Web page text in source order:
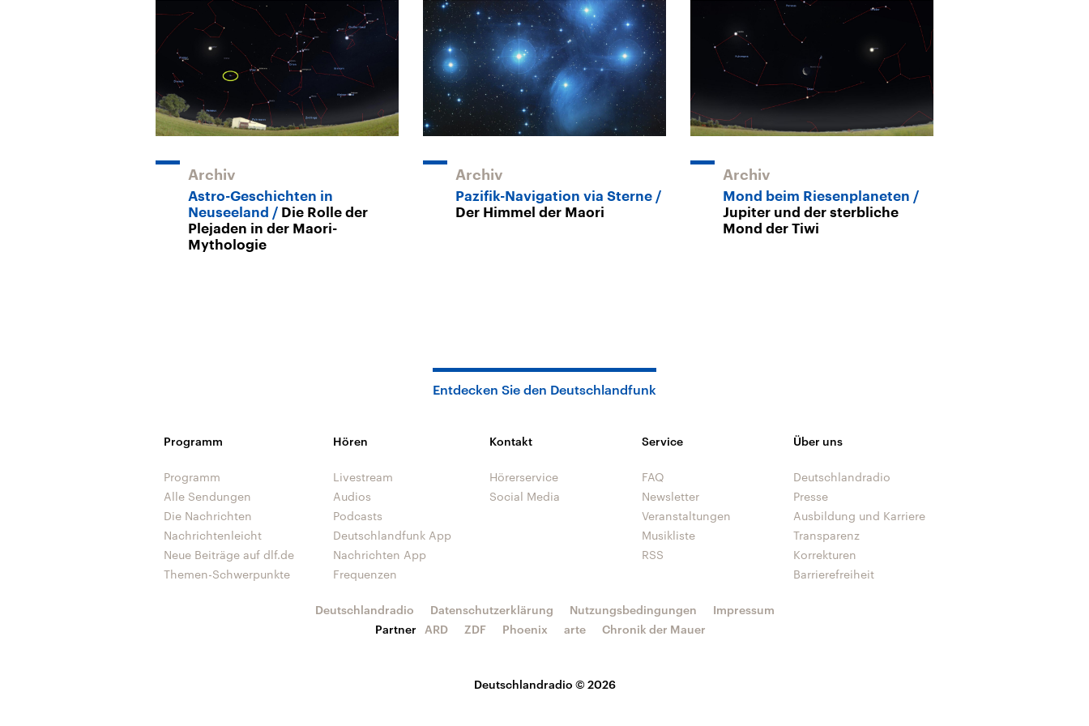
Archiv
Astro-Geschichten in
Neuseeland
Die Rolle der
Plejaden in der Maori-
Mythologie
Archiv
Pazifik-Navigation via Sterne
Der Himmel der Maori
Archiv
Mond beim Riesenplaneten
Jupiter und der sterbliche
Mond der Tiwi
Entdecken Sie den Deutschlandfunk
Programm
Programm
Alle Sendungen
Die Nachrichten
Nachrichtenleicht
Neue Beiträge auf dlf.de
Themen-Schwerpunkte
Hören
Livestream
Audios
Podcasts
Deutschlandfunk App
Nachrichten App
Frequenzen
Kontakt
Hörerservice
Social Media
Service
FAQ
Newsletter
Veranstaltungen
Musikliste
RSS
Über uns
Deutschlandradio
Presse
Ausbildung und Karriere
Transparenz
Korrekturen
Barrierefreiheit
Deutschlandradio © 2026
Deutschlandradio Datenschutzerklärung Nutzungsbedingungen
Impressum
Partner
ARD ZDF Phoenix arte Chronik der Mauer